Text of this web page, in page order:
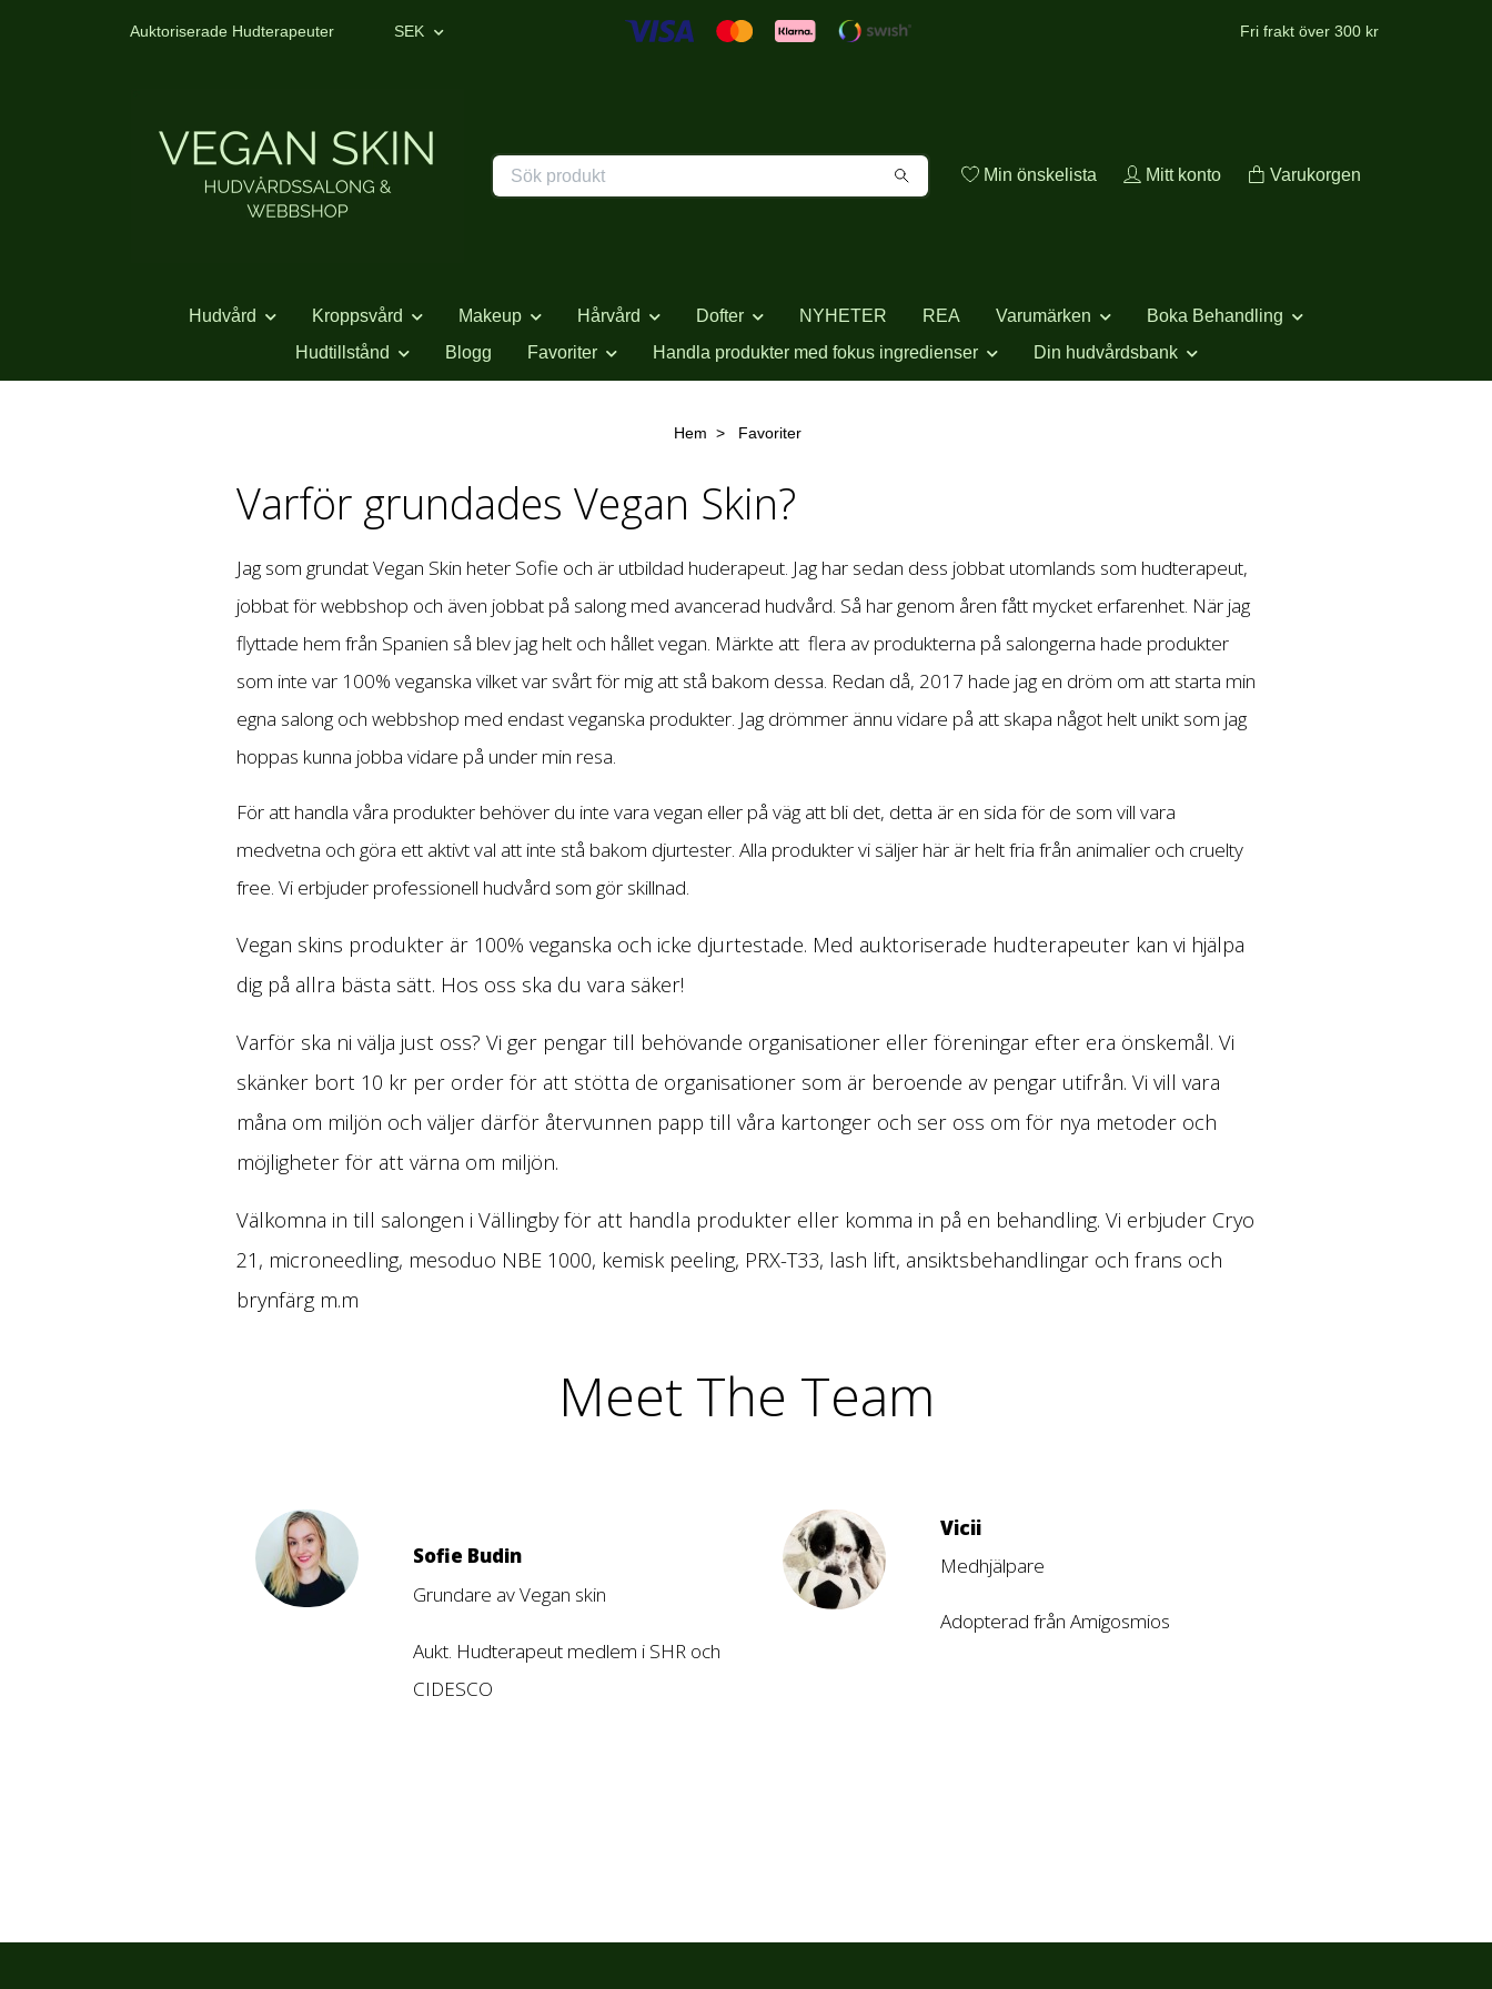
Auktoriserade Hudterapeuter SEK Fri frakt över 300 kr
Min önskelista Mitt konto Varukorgen
Hudvård Kroppsvård Makeup Hårvård Dofter NYHETER REA Varumärken
Boka Behandling
Hudtillstånd
Blogg Favoriter Handla produkter med fokus ingredienser Din hudvårdsbank
Hem Favoriter
Varför grundades Vegan Skin?
Jag som grundat Vegan Skin heter Sofie och är utbildad huderapeut. Jag har sedan dess jobbat utomlands som hudterapeut,
jobbat för webbshop och även jobbat på salong med avancerad hudvård. Så har genom åren fått mycket erfarenhet. När jag
flyttade hem från Spanien så blev jag helt och hållet vegan. Märkte att flera av produkterna på salongerna hade produkter
som inte var 100% veganska vilket var svårt för mig att stå bakom dessa. Redan då, 2017 hade jag en dröm om att starta min
egna salong och webbshop med endast veganska produkter. Jag drömmer ännu vidare på att skapa något helt unikt som jag
hoppas kunna jobba vidare på under min resa.
För att handla våra produkter behöver du inte vara vegan eller på väg att bli det, detta är en sida för de som vill vara
medvetna och göra ett aktivt val att inte stå bakom djurtester. Alla produkter vi säljer här är helt fria från animalier och cruelty
free. Vi erbjuder professionell hudvård som gör skillnad.
Vegan skins produkter är 100% veganska och icke djurtestade. Med auktoriserade hudterapeuter kan vi hjälpa
dig på allra bästa sätt. Hos oss ska du vara säker!
Varför ska ni välja just oss? Vi ger pengar till behövande organisationer eller föreningar efter era önskemål. Vi
skänker bort 10 kr per order för att stötta de organisationer som är beroende av pengar utifrån. Vi vill vara
måna om miljön och väljer därför återvunnen papp till våra kartonger och ser oss om för nya metoder och
möjligheter för att värna om miljön.
Välkomna in till salongen i Vällingby för att handla produkter eller komma in på en behandling. Vi erbjuder Cryo
21, microneedling, mesoduo NBE 1000, kemisk peeling, PRX-T33, lash lift, ansiktsbehandlingar och frans och
brynfärg m.m
Meet The Team
Sofie Budin
Grundare av Vegan skin
Aukt. Hudterapeut medlem i SHR och
CIDESCO
Vicii
Medhjälpare
Adopterad från Amigosmios